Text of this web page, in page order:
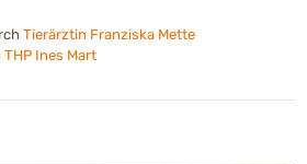
Tierärztin Franziska Mette
THP Ines Mart